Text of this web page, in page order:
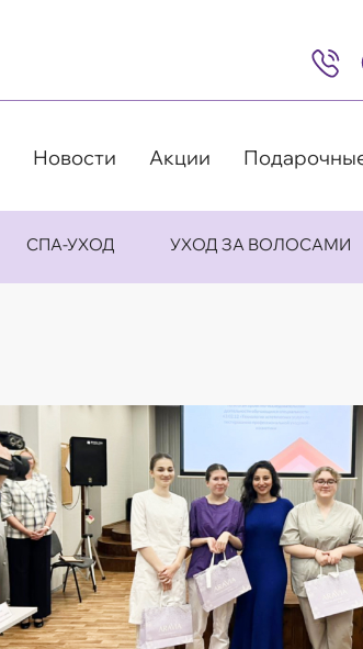
8
(495)
505-
98
Новости Акции
СПА-УХОД УХОД ЗА ВОЛОСАМИ